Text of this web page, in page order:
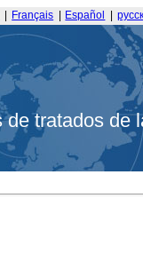
Français Español
tratados de